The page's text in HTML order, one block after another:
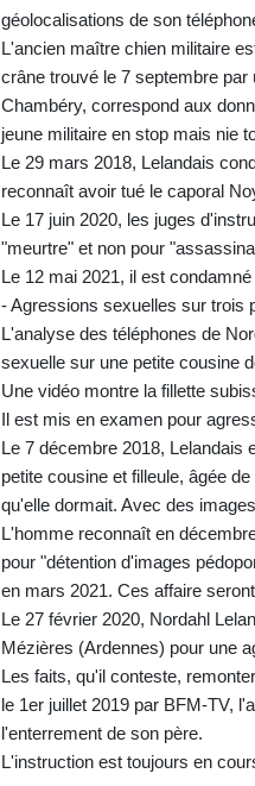
géolocalisations de son
L'ancien maître chien militaire
crâne trouvé le 7 septembre
Chambéry, correspond aux
jeune militaire en stop mais nie
Le 29 mars 2018, Lelandais
reconnaît avoir tué le caporal
Le 17 juin 2020, les juges
"meurtre" et non pour
Le 12 mai 2021, il est
- Agressions sexuelles sur trois
L'analyse des téléphones de
sexuelle sur une petite cousine
Une vidéo montre la fillette
Il est mis en examen pour
Le 7 décembre 2018,
petite cousine et filleule, âgée
qu'elle dormait. Avec des
L'homme reconnaît en
pour "détention d'images
en mars 2021. Ces affaire
Le 27 février 2020, Nordahl
Mézières (Ardennes) pour une
Les faits, qu'il conteste,
le 1er juillet 2019 par BFM-TV,
l'enterrement de son père.
L'instruction est toujours en